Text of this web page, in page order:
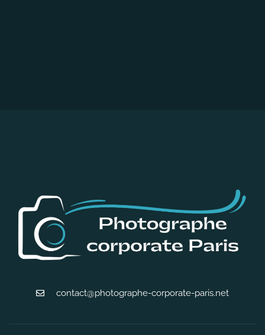
contact@photographe-corporate-paris.net